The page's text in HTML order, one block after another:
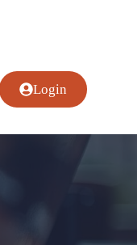
Login